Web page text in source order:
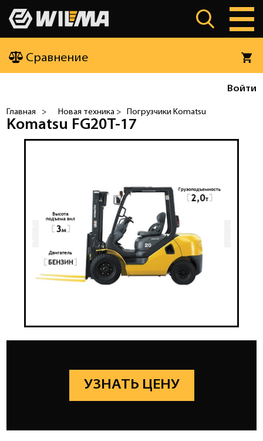
Сравнение
Войти
Главная > Новая техника > Погрузчики Komatsu
Komatsu FG20T-17
УЗНАТЬ ЦЕНУ